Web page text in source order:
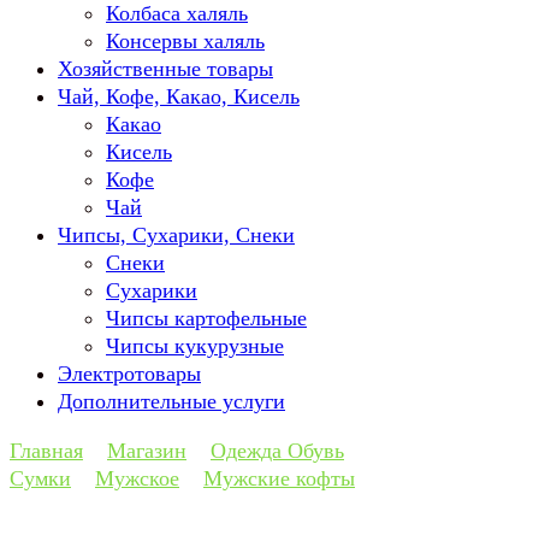
Колбаса халяль
Консервы халяль
Хозяйственные товары
Чай, Кофе, Какао, Кисель
Какао
Кисель
Кофе
Чай
Чипсы, Сухарики, Снеки
Снеки
Сухарики
Чипсы картофельные
Чипсы кукурузные
Электротовары
Дополнительные услуги
Главная Магазин
Одежда Обувь
Сумки
Мужское Мужские кофты